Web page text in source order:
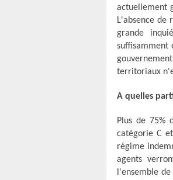
actuellement
L'absence de
grande
suffisamment
territoriaux
A quelles
Plus de 75%
catégorie C
régime
agents
l'ensemble